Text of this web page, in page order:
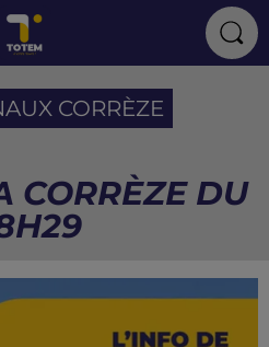
CORRÈZE
CORRÈZE DU